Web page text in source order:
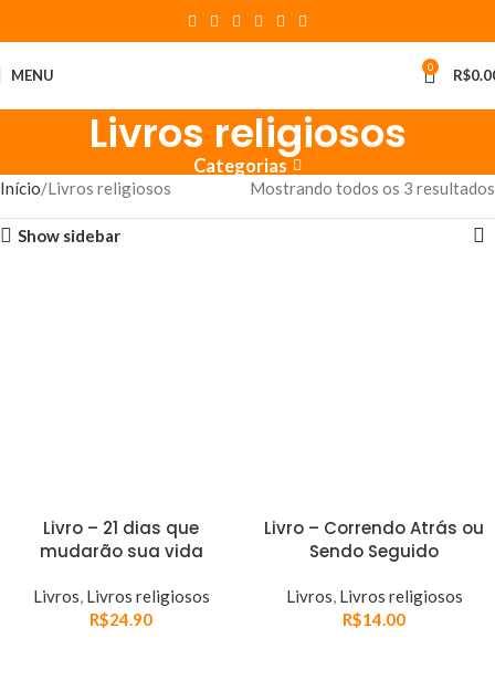
MENU 0 R$
Livros religiosos
Categorias
Início Livros religiosos Mostrando todos os 3 resultados
Show sidebar
Livro – 21 dias que
mudarão sua vida
Livros, Livros religiosos
R$24.90
Livro – Correndo Atrás ou
Sendo Seguido
Livros, Livros religiosos
R$14.00